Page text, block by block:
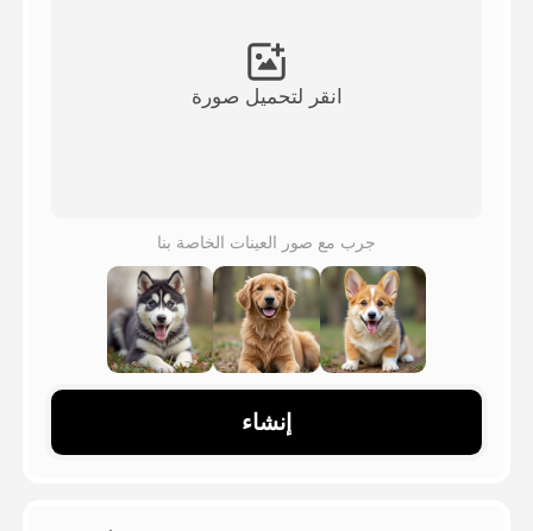
شاهد جميع القوالب
الاستعراض
المدونة
انقر لتحميل صورة
جرب مع صور العينات الخاصة بنا
إنشاء